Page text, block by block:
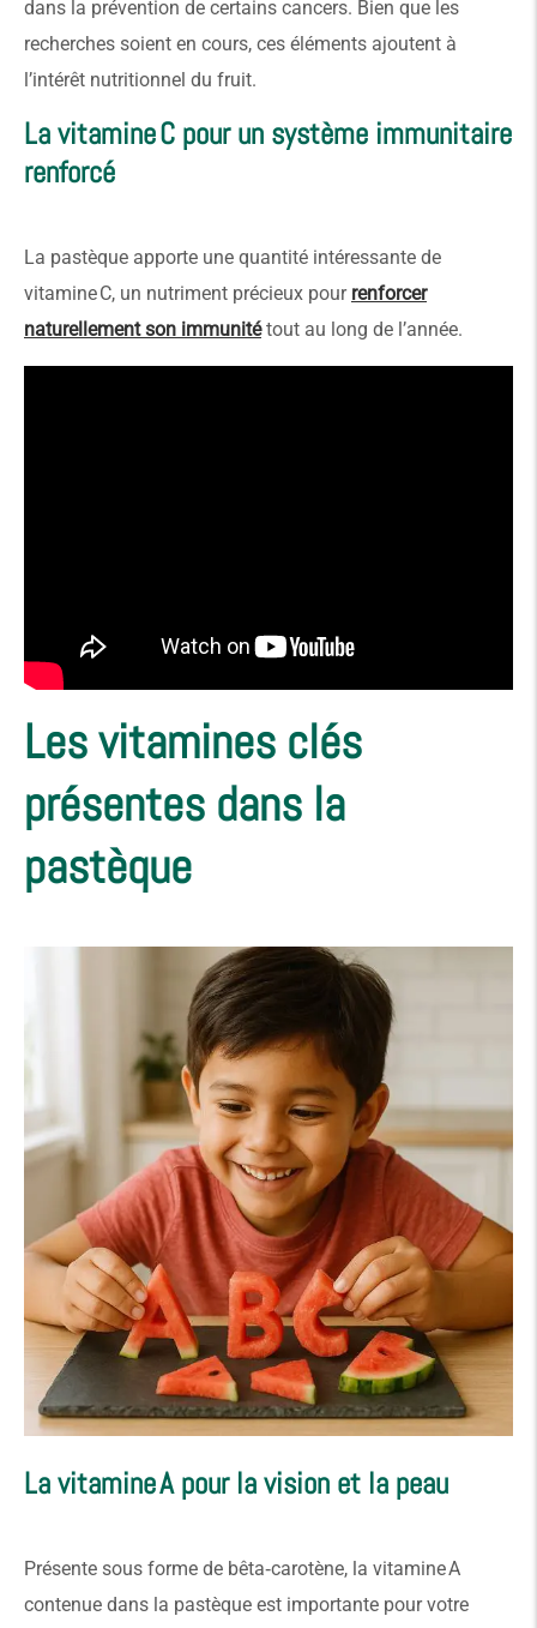
dans la prévention de certains cancers. Bien que les
recherches soient en cours, ces éléments ajoutent à
l’intérêt nutritionnel du fruit.
La vitamine C pour un système immunitaire
renforcé
La pastèque apporte une quantité intéressante de
vitamine C, un nutriment précieux pour renforcer
naturellement son immunitétout au long de l’année.
Les vitamines clés
présentes dans la
pastèque
La vitamine A pour la vision et la peau
Présente sous forme de bêta‑carotène, la vitamine A
contenue dans la pastèque est importante pour votre